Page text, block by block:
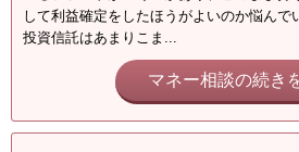
して利益確定をしたほうがよいのか悩んで
投資信託はあまりこま...
マネー相談の続き